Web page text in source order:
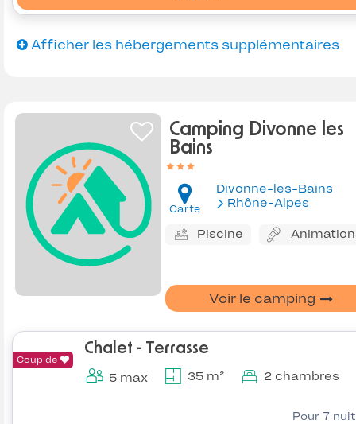
Afficher les hébergements supplémentaires
Camping Divonne les
Bains
Carte
Divonne-les-Bains
Rhône-Alpes
Piscine
Voir le camping
Coup de
Chalet - Terrasse
5 max 35 m² 2 chambres
Pour 7